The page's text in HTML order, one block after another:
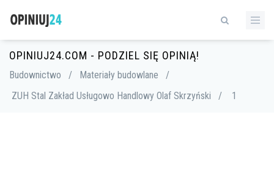
OPINIUJ24.COM - PODZIEL SIĘ OPINIĄ!
Budownictwo / Materiały budowlane
/
ZUH Stal Zakład Usługowo Handlowy Olaf Skrzyński
/ 1